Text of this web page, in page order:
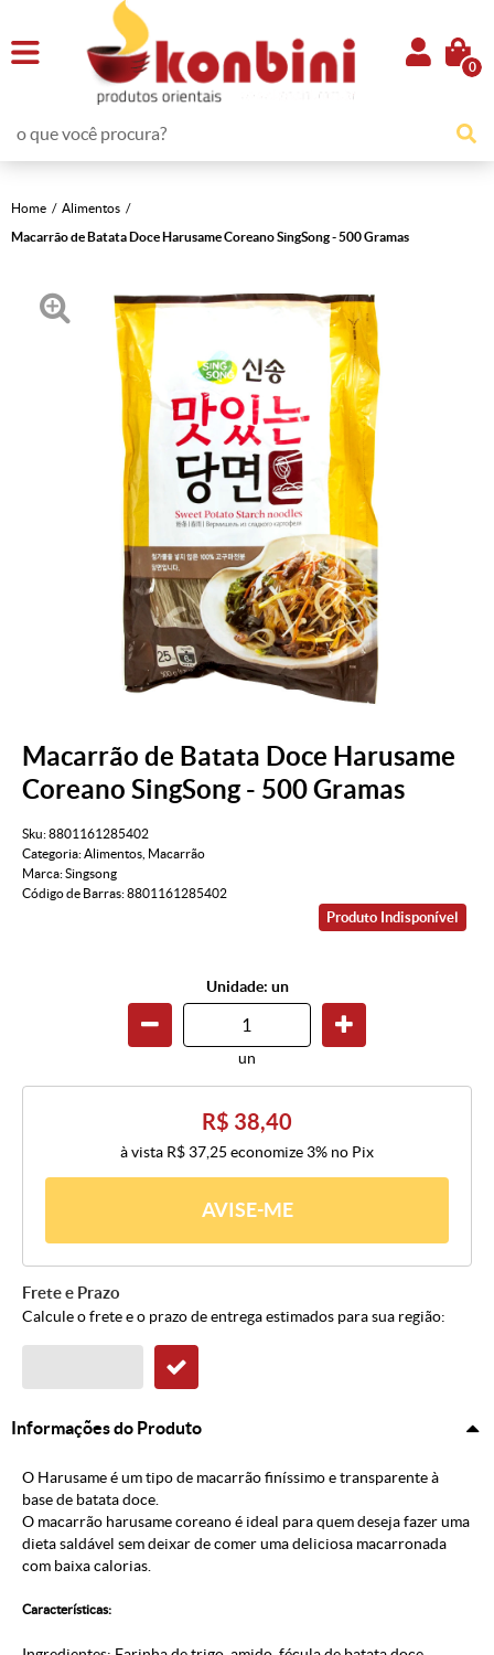
0
Home
Alimentos
Macarrão de Batata Doce Harusame Coreano SingSong - 500 Gramas
Macarrão de Batata Doce Harusame
Coreano SingSong - 500 Gramas
Sku:8801161285402
Categoria:Alimentos Macarrão
Marca:Singsong
Código de Barras:8801161285402
Produto Indisponível
Unidade: un
un
R$ 38,40
à vista R$ 37,25 economize 3% no Pix
AVISE-ME
Frete e Prazo
Calcule o frete e o prazo de entrega estimados para sua região:
Informações do Produto
O Harusame é um tipo de macarrão finíssimo e transparente à
base de batata doce.
O macarrão harusame coreano é ideal para quem deseja fazer uma
dieta saldável sem deixar de comer uma deliciosa macarronada
com baixa calorias.
Características: